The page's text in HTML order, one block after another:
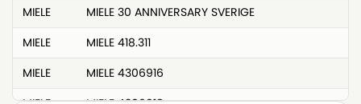
MIELE
MIELE 30 ANNIVERSARY SVERIGE
MIELE
MIELE 418.311
MIELE
MIELE 4306916